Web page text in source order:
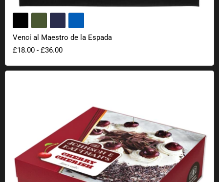
Vencí al Maestro de la Espada
£18.00 - £36.00